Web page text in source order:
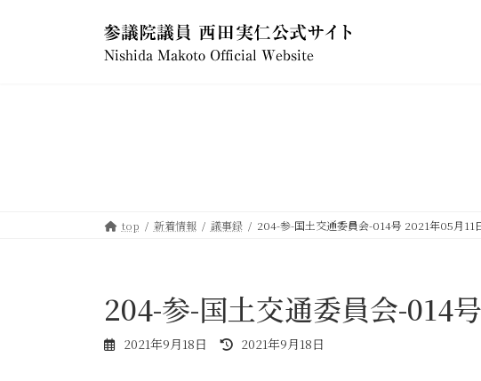
top 新着情報 議事録 204-参-国土交通委員会-014号 2021年05月11
204-参-国土交通委員会-014
2021年9月18日
最
2021年9月18日